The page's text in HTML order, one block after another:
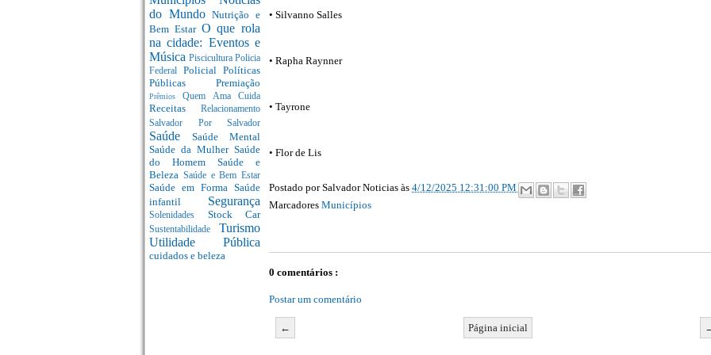
do MundoNutrição e
Bem Estar O que rola
na cidade: Eventos e
Música Piscicultura Policia
Federal Policial Políticas
Públicas Premiação
PrêmiosQuem Ama Cuida
Receitas Relacionamento
Salvador Por Salvador
Saúde Saúde Mental
Saúde da Mulher Saúde
do Homem Saúde e
Beleza Saúde e Bem Estar
Saúde em Forma Saúde
infantil Segurança
Solenidades Stock Car
Sustentabilidade Turismo
Utilidade Pública
cuidados e beleza
• Silvanno Salles
• Rapha Raynner
• Tayrone
• Flor de Lis
Postado porSalvador Noticias às 4/12/2025 12:31:00 PM
Marcadores Municípios
0 comentários :
Postar um comentário
← Página inicial